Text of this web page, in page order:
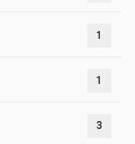
1
1
3